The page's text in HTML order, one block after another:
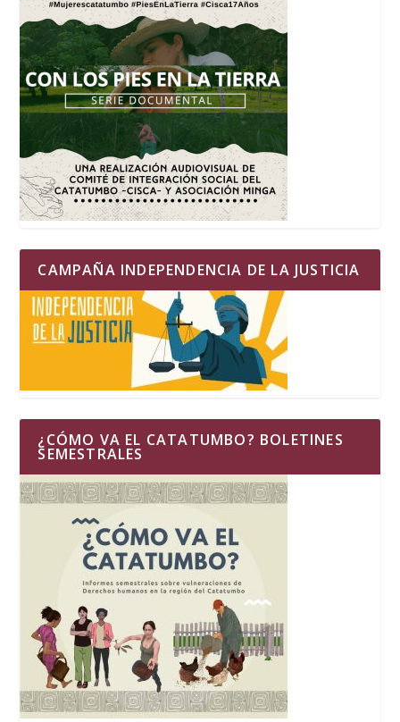
CAMPAÑA INDEPENDENCIA DE LA JUSTICIA
¿CÓMO VA EL CATATUMBO? BOLETINES
SEMESTRALES